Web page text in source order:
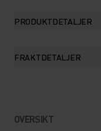
PRODUKTDETALJER
FRAKTDETALJER
OVERSIKT